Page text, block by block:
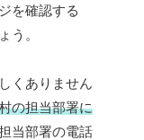
を確認する
う。
くありません
の担当部署に
当部署の電話